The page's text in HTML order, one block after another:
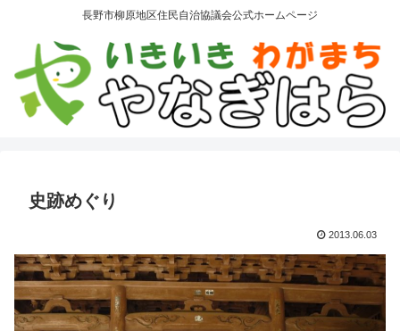
長野市柳原地区住民自治協議会公式ホームページ
史跡めぐり
2013.06.03